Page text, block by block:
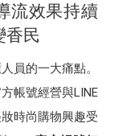
流效果持續
香民
員的一大痛點。
帳號經營與LINE
時尚購物興趣受